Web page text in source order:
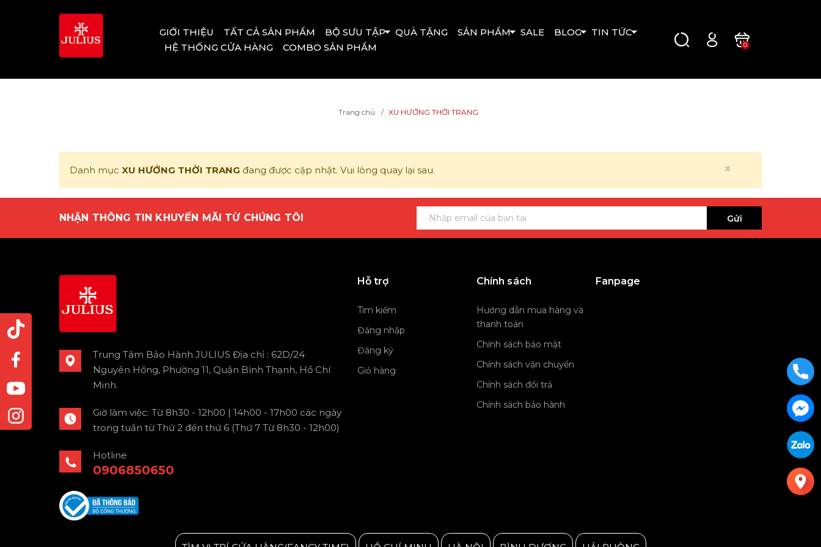
GIỚI THIỆU TẤT CẢ SẢN PHẨM BỘ SƯU TẬP QUÀ TẶNG SẢN PHẨM SALE BLOG
TIN TỨC
HỆ THỐNG CỬA HÀNG
COMBO SẢN PHẨM 0
Trang chủ XU HƯỚNG THỜI TRANG
×
Danh mục XU HƯỚNG THỜI TRANG đang được cập nhật. Vui lòng quay lại sau.
NHẬN THÔNG TIN KHUYẾN MÃI TỪ CHÚNG TÔI Gửi
Trung Tâm Bảo Hành JULIUS Địa chỉ : 62D/24
Nguyên Hồng, Phường 11, Quận Bình Thạnh, Hồ Chí
Minh.
Giờ làm việc: Từ 8h30 - 12h00 | 14h00 - 17h00 các ngày
trong tuần từ Thứ 2 đến thứ 6 (Thứ 7 Từ 8h30 - 12h00)
Hotline
0906850650
Hỗ trợ
Tìm kiếm
Đăng nhập
Đăng ký
Giỏ hàng
Chính sách
Hướng dẫn mua hàng và
thanh toán
Chính sách bảo mật
Chính sách vận chuyển
Chính sách đổi trả
Chính sách bảo hành
Fanpage